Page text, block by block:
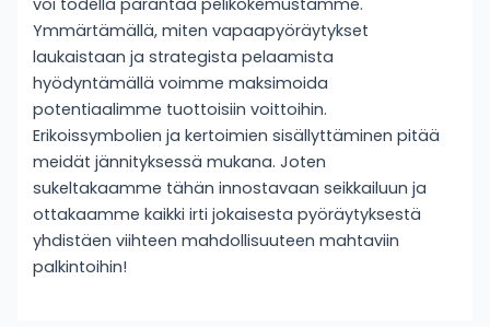
voi todella parantaa pelikokemustamme.
Ymmärtämällä, miten vapaapyöräytykset
laukaistaan ja strategista pelaamista
hyödyntämällä voimme maksimoida
potentiaalimme tuottoisiin voittoihin.
Erikoissymbolien ja kertoimien sisällyttäminen pitää
meidät jännityksessä mukana. Joten
sukeltakaamme tähän innostavaan seikkailuun ja
ottakaamme kaikki irti jokaisesta pyöräytyksestä
yhdistäen viihteen mahdollisuuteen mahtaviin
palkintoihin!